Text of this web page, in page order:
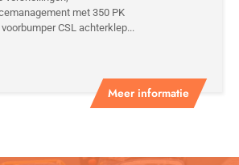
Meer informatie
met 350 PK
CSL achterklep...